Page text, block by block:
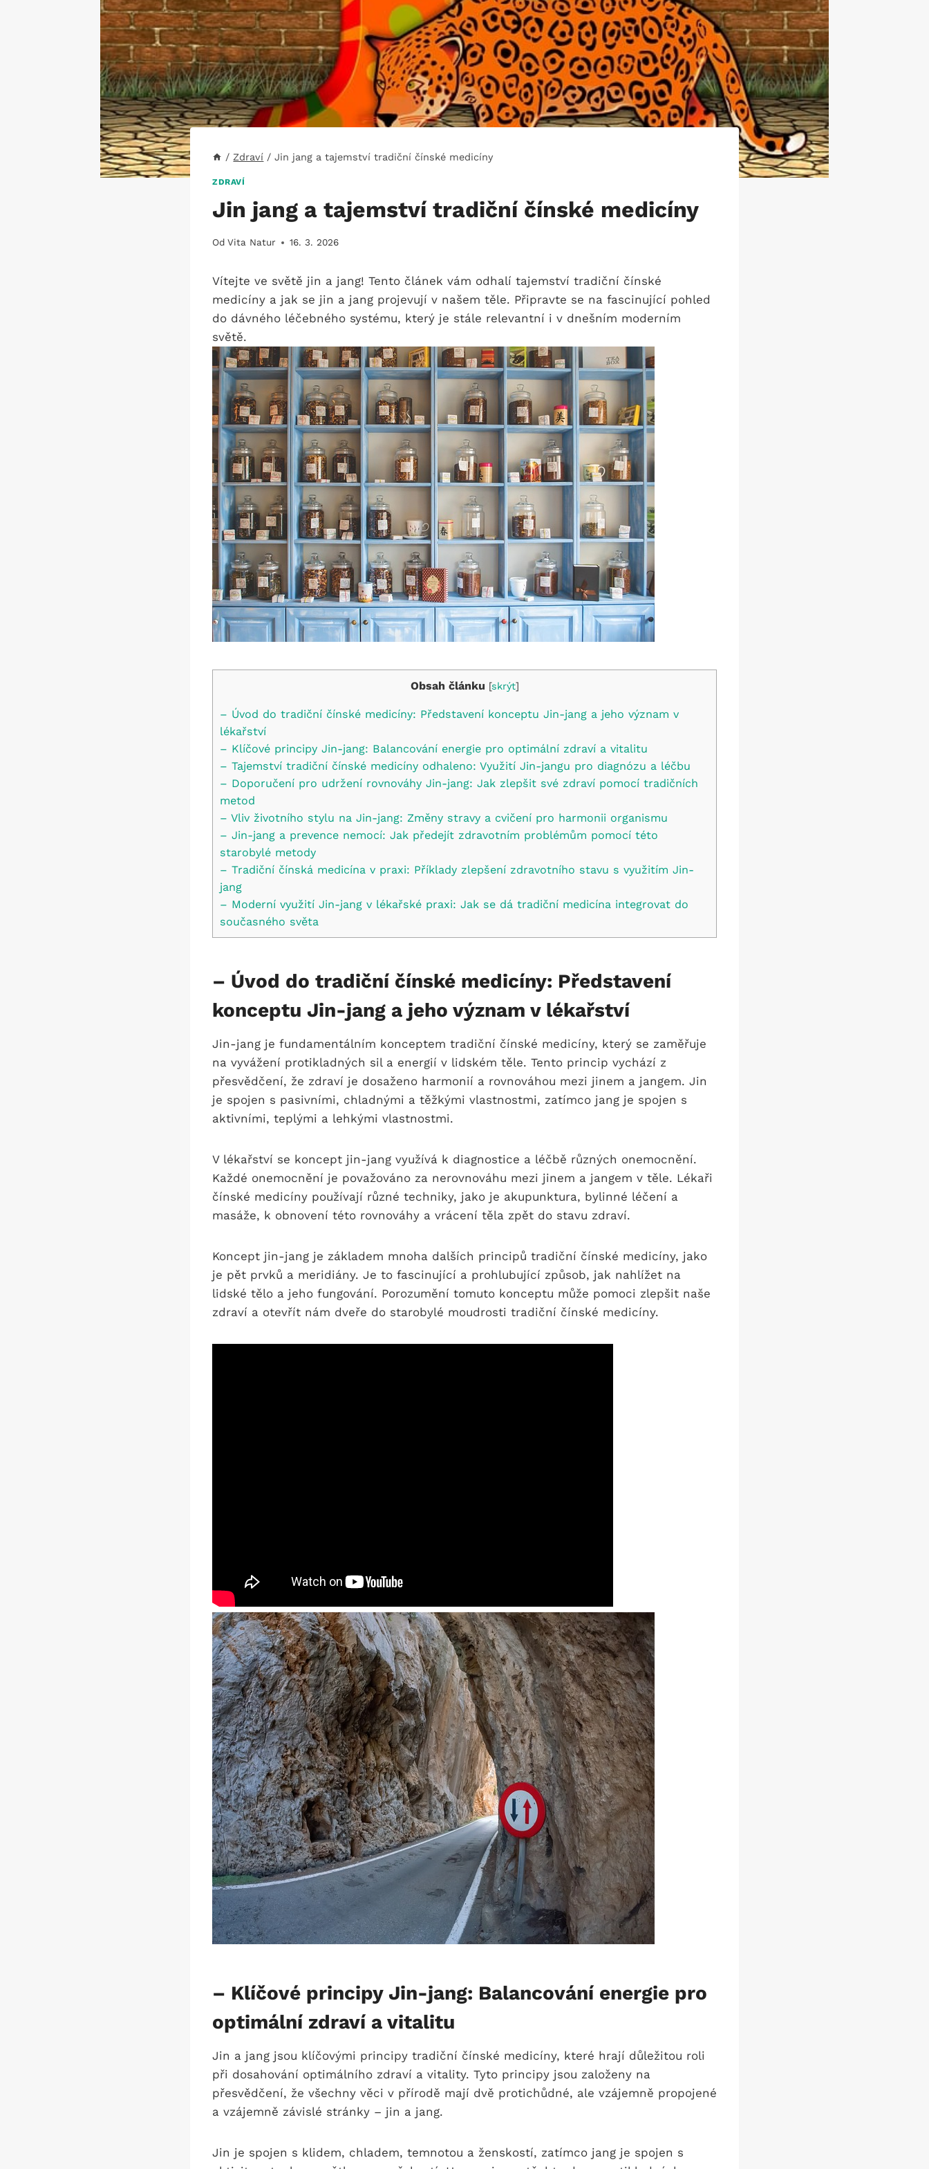
/ Zdraví / Jin jang a tajemství tradiční čínské medicíny
ZDRAVÍ
Jin jang a tajemství tradiční čínské medicíny
Od Vita Natur 16. 3. 2026
Vítejte ve světě jin a jang! Tento článek vám odhalí tajemství tradiční čínské
medicíny a jak se jin a jang projevují v našem těle. Připravte se na fascinující pohled
do dávného léčebného systému, který je stále relevantní i v dnešním moderním
světě.
Obsah článku [skrýt]
– Úvod do tradiční čínské medicíny: Představení konceptu Jin-jang a jeho význam v
lékařství
– Klíčové principy Jin-jang: Balancování energie pro optimální zdraví a vitalitu
– Tajemství tradiční čínské medicíny odhaleno: Využití Jin-jangu pro diagnózu a léčbu
– Doporučení pro udržení rovnováhy Jin-jang: Jak zlepšit své zdraví pomocí tradičních
metod
– Vliv životního stylu na Jin-jang: Změny stravy a cvičení pro harmonii organismu
– Jin-jang a prevence nemocí: Jak předejít zdravotním problémům pomocí této
starobylé metody
– Tradiční čínská medicína v praxi: Příklady zlepšení zdravotního stavu s využitím Jin-
jang
– Moderní využití Jin-jang v lékařské praxi: Jak se dá tradiční medicína integrovat do
současného světa
– Úvod do tradiční čínské medicíny: Představení
konceptu Jin-jang a jeho význam v lékařství
Jin-jang je fundamentálním konceptem tradiční čínské medicíny, který se zaměřuje
na vyvážení protikladných sil a energií v lidském těle. Tento princip vychází z
přesvědčení, že zdraví je dosaženo harmonií a rovnováhou mezi jinem a jangem. Jin
je spojen s pasivními, chladnými a těžkými vlastnostmi, zatímco jang je spojen s
aktivními, teplými a lehkými vlastnostmi.
V lékařství se koncept jin-jang využívá k diagnostice a léčbě různých onemocnění.
Každé onemocnění je považováno za nerovnováhu mezi jinem a jangem v těle. Lékaři
čínské medicíny používají různé techniky, jako je akupunktura, bylinné léčení a
masáže, k obnovení této rovnováhy a vrácení těla zpět do stavu zdraví.
Koncept jin-jang je základem mnoha dalších principů tradiční čínské medicíny, jako
je pět prvků a meridiány. Je to fascinující a prohlubující způsob, jak nahlížet na
lidské tělo a jeho fungování. Porozumění tomuto konceptu může pomoci zlepšit naše
zdraví a otevřít nám dveře do starobylé moudrosti tradiční čínské medicíny.
– Klíčové principy Jin-jang: Balancování energie pro
optimální zdraví a vitalitu
Jin a jang jsou klíčovými principy tradiční čínské medicíny, které hrají důležitou roli
při dosahování optimálního zdraví a vitality. Tyto principy jsou založeny na
přesvědčení, že všechny věci v přírodě mají dvě protichůdné, ale vzájemně propojené
a vzájemně závislé stránky – jin a jang.
Jin je spojen s klidem, chladem, temnotou a ženskostí, zatímco jang je spojen s